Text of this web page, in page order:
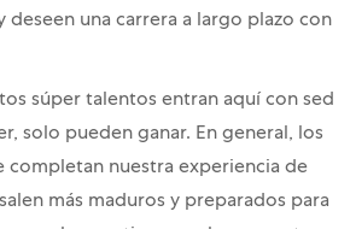
deseen una carrera a largo plazo con
súper talentos entran aquí con sed
solo pueden ganar. En general, los
completan nuestra experiencia de
más maduros y preparados para